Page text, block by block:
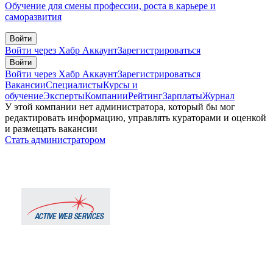
Обучение для смены профессии, роста в карьере и
саморазвития
Войти
Войти через Хабр АккаунтЗарегистрироваться
Войти
Войти через Хабр АккаунтЗарегистрироваться
ВакансииСпециалистыКурсы и
обучениеЭкспертыКомпанииРейтингЗарплатыЖурнал
У этой компании нет администратора, который бы мог
редактировать информацию, управлять кураторами и оценкой
и размещать вакансии
Стать администратором